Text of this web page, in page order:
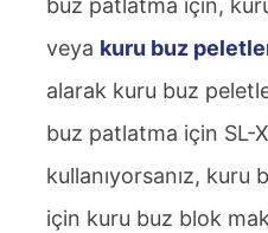
veya kuru buz
alarak kuru buz
buz patlatma için SL-
kullanıyorsanız, kuru
için kuru buz blok